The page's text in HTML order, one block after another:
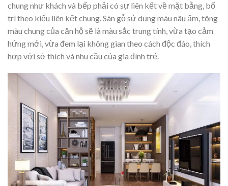
chung như khách và bếp phải có sự liên kết về mặt bằng, bố
trí theo kiểu liên kết chung. Sàn gỗ sử dụng màu nâu ấm, tông
màu chung của căn hộ sẽ là màu sắc trung tính, vừa tạo cảm
hứng mới, vừa đem lại không gian theo cách độc đáo, thích
hợp với sở thích và nhu cầu của gia đình trẻ.